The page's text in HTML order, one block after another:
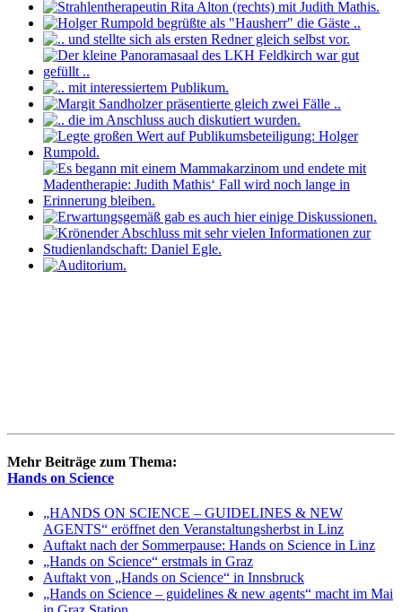
Mehr Beiträge zum Thema:
Hands on Science
„HANDS ON SCIENCE – GUIDELINES & NEW
AGENTS“ eröffnet den Veranstaltungsherbst in Linz
Auftakt nach der Sommerpause: Hands on Science in Linz
„Hands on Science“ erstmals in Graz
Auftakt von „Hands on Science“ in Innsbruck
„Hands on Science – guidelines & new agents“ macht im Mai